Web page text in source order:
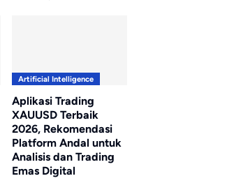
Artificial Intelligence
Aplikasi Trading
XAUUSD Terbaik
2026, Rekomendasi
Platform Andal untuk
Analisis dan Trading
Emas Digital